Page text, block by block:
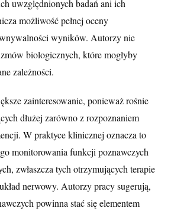
uwzględnionych badań ani ich
możliwość pełnej oceny
wyników. Autorzy nie
biologicznych, które mogłyby
zależności.
zainteresowanie, ponieważ rośnie
dłużej zarówno z rozpoznaniem
W praktyce klinicznej oznacza to
monitorowania funkcji poznawczych
zwłaszcza tych otrzymujących terapie
nerwowy. Autorzy pracy sugerują,
powinna stać się elementem